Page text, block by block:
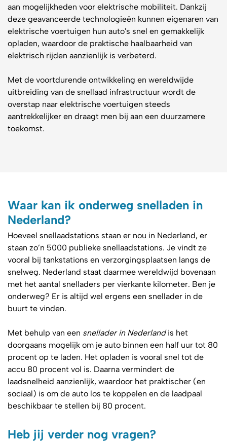
aan mogelijkheden voor elektrische mobiliteit. Dankzij
deze geavanceerde technologieën kunnen eigenaren van
elektrische voertuigen hun auto's snel en gemakkelijk
opladen, waardoor de praktische haalbaarheid van
elektrisch rijden aanzienlijk is verbeterd.
Met de voortdurende ontwikkeling en wereldwijde
uitbreiding van de snellaad infrastructuur wordt de
overstap naar elektrische voertuigen steeds
aantrekkelijker en draagt men bij aan een duurzamere
toekomst.
Waar kan ik onderweg snelladen in
Nederland?
Hoeveel snellaadstations staan er nou in Nederland, er
staan zo’n 5000 publieke snellaadstations. Je vindt ze
vooral bij tankstations en verzorgingsplaatsen langs de
snelweg. Nederland staat daarmee wereldwijd bovenaan
met het aantal snelladers per vierkante kilometer. Ben je
onderweg? Er is altijd wel ergens een snellader in de
buurt te vinden.
Met behulp van een snellader in Nederlandis het
doorgaans mogelijk om je auto binnen een half uur tot 80
procent op te laden. Het opladen is vooral snel tot de
accu 80 procent vol is. Daarna vermindert de
laadsnelheid aanzienlijk, waardoor het praktischer (en
sociaal) is om de auto los te koppelen en de laadpaal
beschikbaar te stellen bij 80 procent.
Heb jij verder nog vragen?